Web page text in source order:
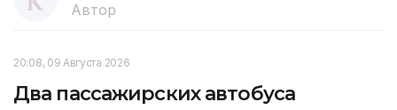
Автор
20:08, 09 Августа 2026
Два пассажирских автобуса